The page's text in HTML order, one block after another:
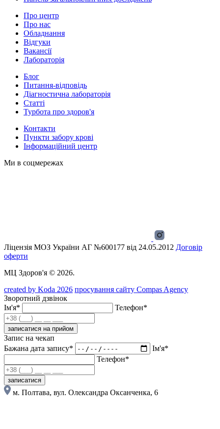
Про центр
Про нас
Обладнання
Відгуки
Вакансії
Лабораторія
Блог
Питання-відповідь
Діагностична лабораторія
Статті
Турбота про здоров'я
Контакти
Пункти забору крові
Інформаційний центр
Ми в соцмережах
Ліцензія МОЗ України АГ №600177 від 24.05.2012 Договір
оферти
МЦ Здоров'я © 2026.
created by Koda 2026 просування сайту Compas Agency
Зворотний дзвінок
Ім'я*
Телефон*
записатися на прийом
Запис на чекап
Бажана дата запису*
Ім'я*
Телефон*
записатися
м. Полтава, вул. Олександра Оксанченка, 6